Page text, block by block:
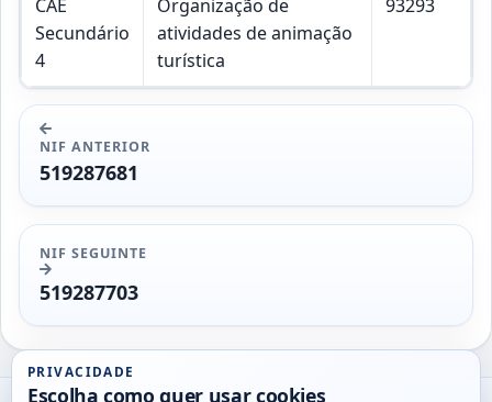
CAE
Secundário
4
Organização de
atividades de animação
turística
93293
NIF ANTERIOR
519287681
NIF SEGUINTE
519287703
PRIVACIDADE
Escolha como quer usar cookies